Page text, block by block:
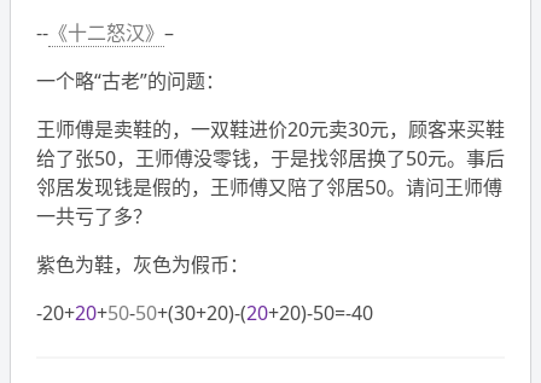
--《十二怒汉》 –
一个略“古老”的问题：
王师傅是卖鞋的，一双鞋进价20元卖30元，顾客来买鞋
给了张50，王师傅没零钱，于是找邻居换了50元。事后
邻居发现钱是假的，王师傅又陪了邻居50。请问王师傅
一共亏了多？
紫色为鞋，灰色为假币：
-20+20+50-50+(30+20)-(20+20)-50=-40